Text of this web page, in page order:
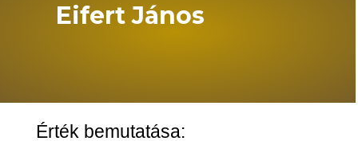
Eifert János
Érték bemutatása: